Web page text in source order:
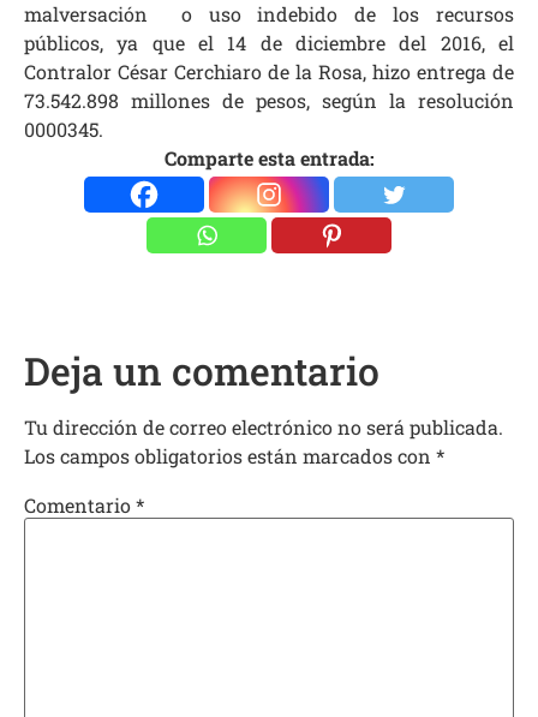
malversación o uso indebido de los recursos
públicos, ya que el 14 de diciembre del 2016, el
Contralor César Cerchiaro de la Rosa, hizo entrega de
73.542.898 millones de pesos, según la resolución
0000345.
Comparte esta entrada:
Deja un comentario
Tu dirección de correo electrónico no será publicada.
Los campos obligatorios están marcados con *
Comentario*